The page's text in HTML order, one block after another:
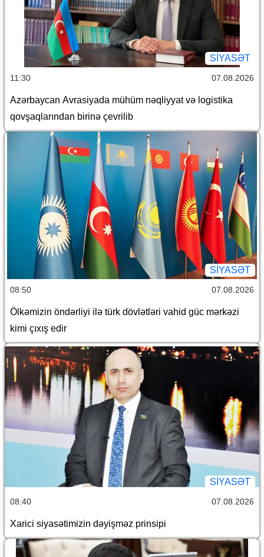
SİYASƏT
11:30 07.08.2026
Azərbaycan Avrasiyada mühüm nəqliyyat və logistika
qovşaqlarından birinə çevrilib
SİYASƏT
08:50 07.08.2026
Ölkəmizin öndərliyi ilə türk dövlətləri vahid güc mərkəzi
kimi çıxış edir
SİYASƏT
08:40 07.08.2026
Xarici siyasətimizin dəyişməz prinsipi